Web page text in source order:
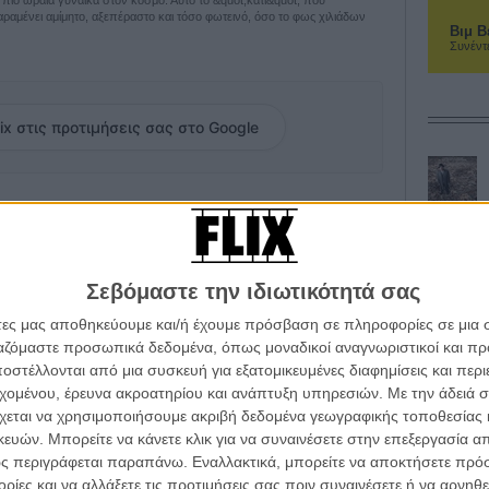
Σεβόμαστε την ιδιωτικότητά σας
μας αποθηκεύουμε και/ή έχουμε πρόσβαση σε πληροφορίες σε
προσωπικά δεδομένα, όπως μοναδικοί αναγνωριστικοί και
από μια συσκευή για εξατομικευμένες διαφημίσεις και
έρευνα ακροατηρίου και ανάπτυξη υπηρεσιών. Με την άδειά
να χρησιμοποιήσουμε ακριβή δεδομένα γεωγραφικής τοποθεσίας
Μπορείτε να κάνετε κλικ για να συναινέσετε στην επεξεργασία
περιγράφεται παραπάνω. Εναλλακτικά, μπορείτε να αποκτήσετε
και να αλλάξετε τις προτιμήσεις σας πριν συναινέσετε ή να
αμίμητο, αξεπέραστο και τόσο φωτεινό, όσο το φως χιλιάδων
στις προτιμήσεις σας στο Google
λίγο πιο θαμπός: μία γυναίκα πραγματικό αστέρι
Η Νόρμα Τζιν για την οικογένειά της, Μέριλιν
άδοξο, μοναχικό, θλιμμένο τέλος. Η ιατροδικαστική
έκλεισε. Εδώ και δεκαετίες βέβαια υπάρχουν
με τον Πρόεδρο της Αμερικής JFK, είχε αρχίσει να
ο Κένεντι δεν μπορούσε να σταματήσει τα επίμονα
Νόρμα Τζιν δεν ήθελε να είναι πια μόνη.
Να όμως που ένα πρόσφατο στοιχείο φιτιλιάζει
ότι η διάσημη σταρ έδωσε η ίδια τέλος στη ζωή
πολύ καθημερινό. Κάτι που δεν δείχνει ότι παραμονή
απόγνωση και απελπισία.
Βιμ